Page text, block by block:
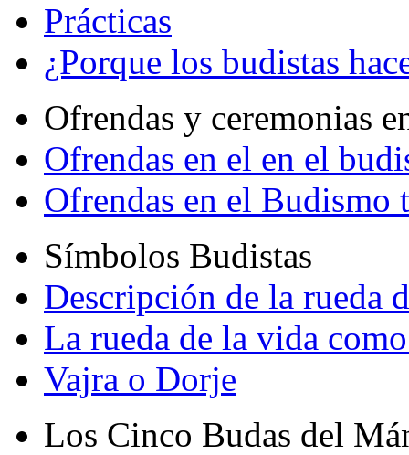
Prácticas
¿Porque los budistas
Ofrendas y ceremonias
Ofrendas en el en el
Ofrendas en el Budismo
Símbolos Budistas
Descripción de la rueda
La rueda de la vida
Vajra o Dorje
Los Cinco Budas del